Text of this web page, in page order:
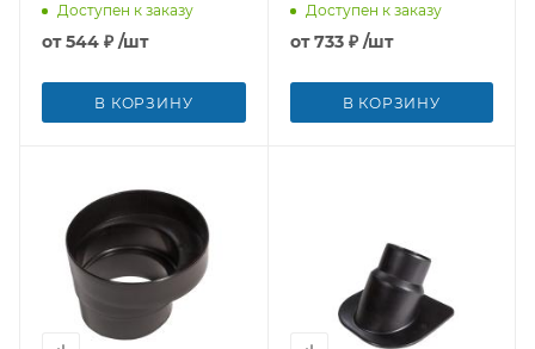
Доступен к заказу
от544 ₽ /шт
В КОРЗИНУ
Доступен к заказу
от733 ₽ /шт
В КОРЗИНУ